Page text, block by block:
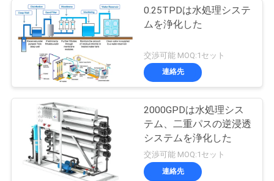
さ
い
ュ
0.25TPDは水処理システ
ムを浄化した
交渉可能 MOQ:1セット
連絡先
2000GPDは水処理シス
テム、二重パスの逆浸透
システムを浄化した
交渉可能 MOQ:1セット
連絡先